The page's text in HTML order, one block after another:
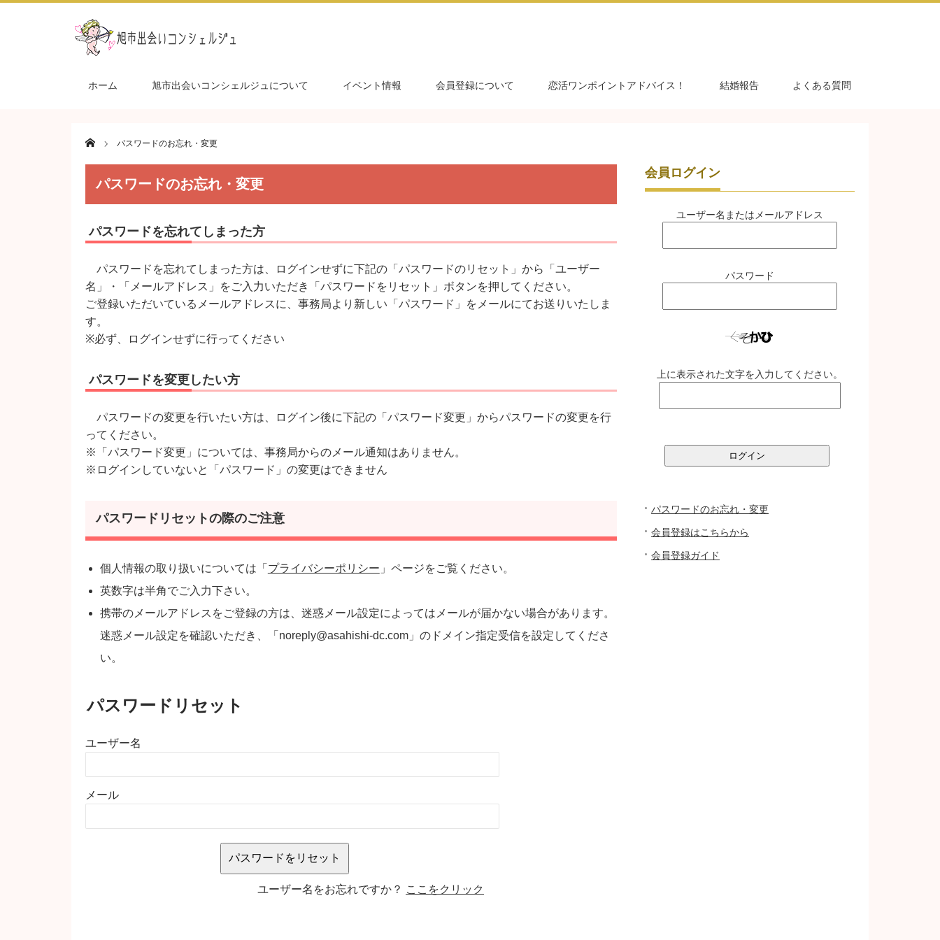
ホーム 旭市出会いコンシェルジュについて イベント情報 会員登録について 恋活ワンポイントアドバイス！ 結婚報告 よくある質問
Home パスワードのお忘れ・変更
パスワードのお忘れ・変更
パスワードを忘れてしまった方
パスワードを忘れてしまった方は、ログインせずに下記の「パスワードのリセット」から「ユーザー
名」・「メールアドレス」をご入力いただき「パスワードをリセット」ボタンを押してください。
ご登録いただいているメールアドレスに、事務局より新しい「パスワード」をメールにてお送りいたしま
す。
※必ず、ログインせずに行ってください
パスワードを変更したい方
パスワードの変更を行いたい方は、ログイン後に下記の「パスワード変更」からパスワードの変更を行
ってください。
※「パスワード変更」については、事務局からのメール通知はありません。
※ログインしていないと「パスワード」の変更はできません
パスワードリセットの際のご注意
個人情報の取り扱いについては「 プライバシーポリシー 」ページをご覧ください。
英数字は半角でご入力下さい。
携帯のメールアドレスをご登録の方は、迷惑メール設定によってはメールが届かない場合があります。
迷惑メール設定を確認いただき、「noreply@asahishi-dc.com」のドメイン指定受信を設定してくださ
い。
パスワードリセット
ユーザー名
メール
ユーザー名をお忘れですか？ ここをクリック
会員ログイン
ユーザー名またはメールアドレス
パスワード
上に表示された文字を入力してください。
パスワードのお忘れ・変更
会員登録はこちらから
会員登録ガイド